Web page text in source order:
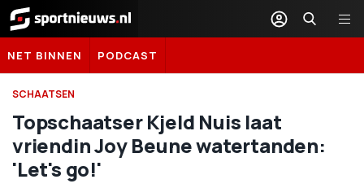
Sportnieuws.nl
NET BINNEN PODCAST
SCHAATSEN
Topschaatser Kjeld Nuis laat
vriendin Joy Beune watertanden:
'Let's go!'